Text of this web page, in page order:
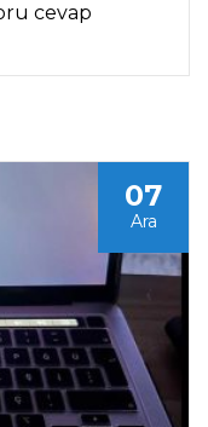
cevap
07
Ara